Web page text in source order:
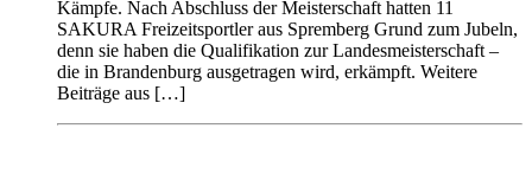
Kämpfe. Nach Abschluss der Meisterschaft hatten 11
SAKURA Freizeitsportler aus Spremberg Grund zum Jubeln,
denn sie haben die Qualifikation zur Landesmeisterschaft –
die in Brandenburg ausgetragen wird, erkämpft. Weitere
Beiträge aus […]